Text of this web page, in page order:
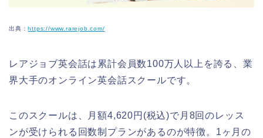
出典：https://www.rarejob.com/
レアジョブ英会話は累計会員数100万人以上を誇る、業
界大手のオンライン英会話スクールです。
このスクールは、月額4,620円(税込)で月8回のレッス
ンが受けられる回数制プランがあるのが特徴。1ヶ月の